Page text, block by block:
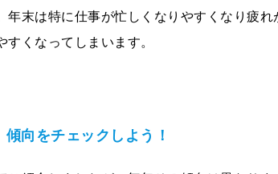
年末は特に仕事が忙しくなりやすくなり疲
すくなってしまいます。
向をチェックしよう！